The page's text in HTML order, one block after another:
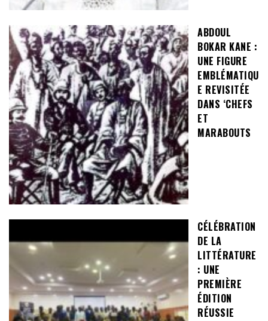
ABDOUL
BOKAR KANE :
UNE FIGURE
EMBLÉMATIQU
E REVISITÉE
DANS ‘CHEFS
ET
MARABOUTS
CÉLÉBRATION
DE LA
LITTÉRATURE
: UNE
PREMIÈRE
ÉDITION
RÉUSSIE